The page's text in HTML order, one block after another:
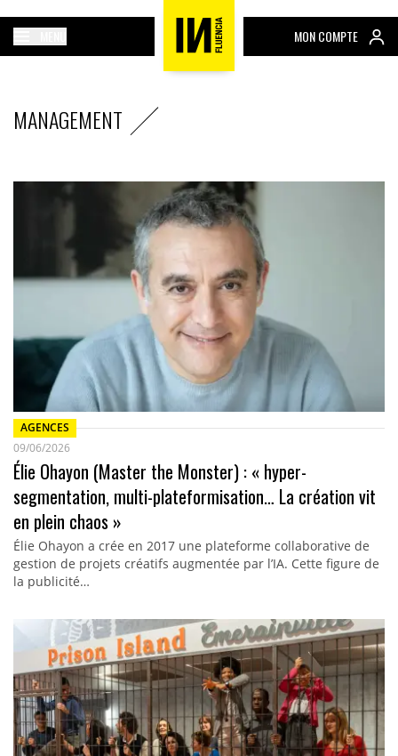
MON COMPTE
MANAGEMENT
AGENCES
09/06/2026
Élie Ohayon (Master the Monster) : « hyper-
segmentation, multi-plateformisation… La création vit
en plein chaos »
Élie Ohayon a crée en 2017 une plateforme collaborative de
gestion de projets créatifs augmentée par l’IA. Cette figure de
la publicité…